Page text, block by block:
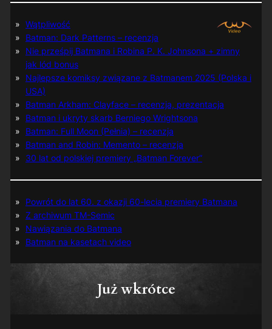
Wątpliwość
Batman: Dark Patterns – recenzja
Nie prześpij Batmana i Robina P. K. Johnsona + zimny
jak lód bonus
Najlepsze komiksy związane z Batmanem 2025 (Polska i
USA)
Batman Arkham: Clayface – recenzja, prezentacja
Batman i ukryty skarb Berniego Wrightsona
Batman: Full Moon (Pełnia) – recenzja
Batman and Robin: Memento – recenzja
30 lat od polskiej premiery „Batman Forever”
Powrót do lat 60. z okazji 60-lecia premiery Batmana
Z archiwum TM-Semic
Nawiązania do Batmana
Batman na kasetach video
Już wkrótce